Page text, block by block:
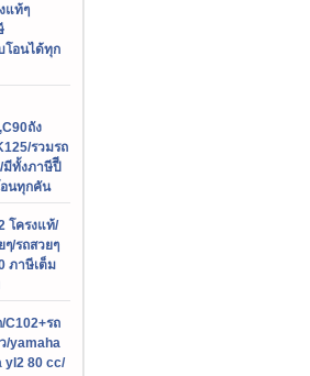
แท้ๆ
โอนได้ทุก
ถัง
รวมรถ
มีทั้งภาษีปีี
นทุกคัน
โครงแท้/
/รถสวยๆ
ภาษีเต็ม
C102+รถ
/yamaha
yl2 80 cc/